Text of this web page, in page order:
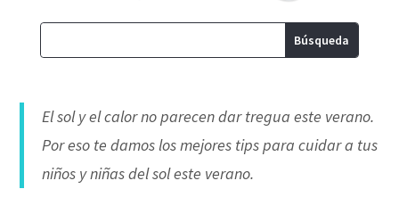
El sol y el calor no parecen dar tregua este verano.
Por eso te damos los mejores tips para cuidar a tus
niños y niñas del sol este verano.